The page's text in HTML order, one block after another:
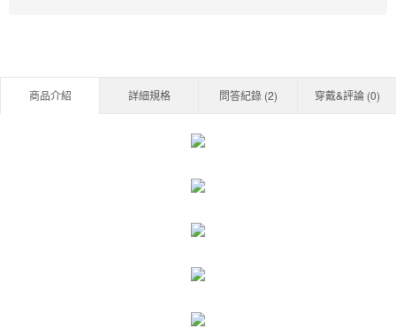
商品介紹 詳細規格 問答紀錄 (2) 穿戴&評論 (0)